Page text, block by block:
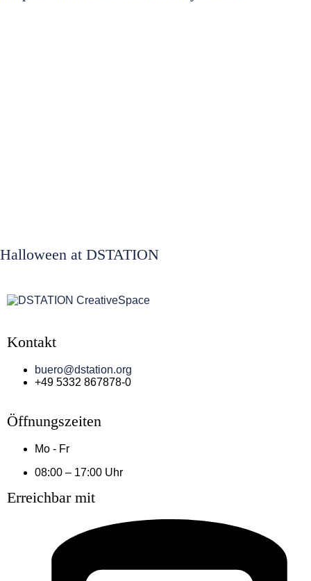
Halloween at DSTATION
Kontakt
buero@dstation.org
+49 5332 867878-0
Öffnungszeiten
Mo - Fr
08:00 – 17:00 Uhr
Erreichbar mit